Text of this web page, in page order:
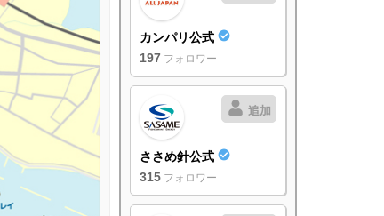
カンパリ公式
197 フォロワー
追加
ささめ針公式
315 フォロワー